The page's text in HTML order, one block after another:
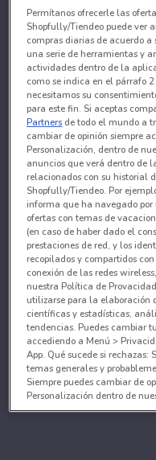
Permítanos ofrecerle las
Shopfully/Tiendeo puede ver
compras diarias de acuerdo a
una serie de herramientas y
actividades dentro de la
como se indica en el párrafo
necesitamos su
para este fin. Si aceptas
Partners de todo el mundo a
cambiar de opinión siempre
Personalización, dentro de
anuncios que verá dentro de
relacionados con su historial
Shopfully/Tiendeo. Por
informa que ha navegado
ofertas con temas de
(en caso de haber dado el
prestaciones de red, y los
recopilados y compartidos
conexión de las redes
nuestra Política de
utilizarse para la elaboración
científicas y estadísticas,
tendencias. Puedes cambiar
accediendo a Menú >
App. Qué sucede si rechazas:
temas generales y
Siempre puedes cambiar de
Personalización dentro de